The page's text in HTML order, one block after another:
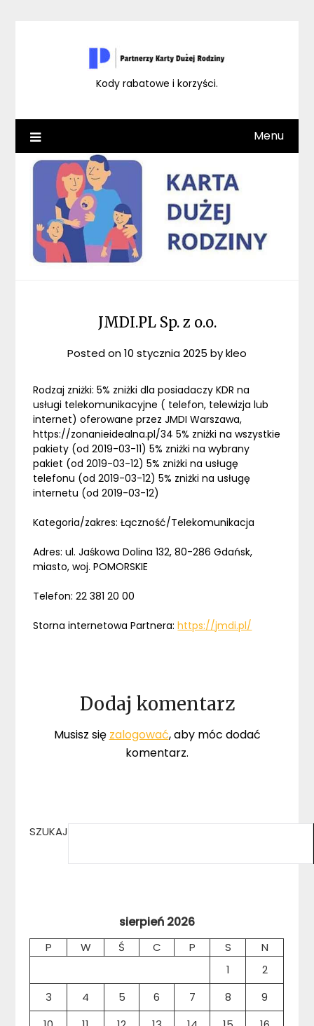
Kody rabatowe i korzyści.
Menu
JMDI.PL Sp. z o.o.
Posted on10 stycznia 2025 bykleo
Rodzaj zniżki: 5% zniżki dla posiadaczy KDR na
usługi telekomunikacyjne ( telefon, telewizja lub
internet) oferowane przez JMDI Warszawa,
https://zonanieidealna.pl/34 5% zniżki na wszystkie
pakiety (od 2019-03-11) 5% zniżki na wybrany
pakiet (od 2019-03-12) 5% zniżki na usługę
telefonu (od 2019-03-12) 5% zniżki na usługę
internetu (od 2019-03-12)
Kategoria/zakres: Łączność/Telekomunikacja
Adres: ul. Jaśkowa Dolina 132, 80-286 Gdańsk,
miasto, woj. POMORSKIE
Telefon: 22 381 20 00
Storna internetowa Partnera:https://jmdi.pl/
Dodaj komentarz
Musisz się zalogować, aby móc dodać
komentarz.
SZUKAJ
sierpień 2026
P W Ś C P S
N
1
2
3
4 5 6 7 8
9